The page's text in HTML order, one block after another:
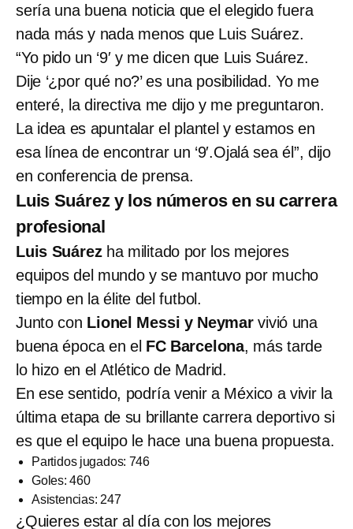
sería una buena noticia que el elegido fuera
nada más y nada menos que Luis Suárez.
“Yo pido un ‘9′ y me dicen que Luis Suárez.
Dije ‘¿por qué no?’ es una posibilidad. Yo me
enteré, la directiva me dijo y me preguntaron.
La idea es apuntalar el plantel y estamos en
esa línea de encontrar un ‘9′.Ojalá sea él”, dijo
en conferencia de prensa.
Luis Suárez y los números en su carrera
profesional
Luis Suárezha militado por los mejores
equipos del mundo y se mantuvo por mucho
tiempo en la élite del futbol.
Junto con Lionel Messi y Neymarvivió una
buena época en el FC Barcelona, más tarde
lo hizo en el Atlético de Madrid.
En ese sentido, podría venir a México a vivir la
última etapa de su brillante carrera deportivo si
es que el equipo le hace una buena propuesta.
Partidos jugados: 746
Goles: 460
Asistencias: 247
¿Quieres estar al día con los mejores